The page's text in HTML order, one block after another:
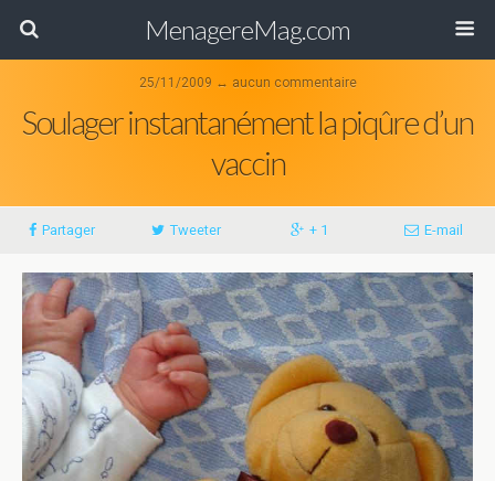
MenagereMag.com
25/11/2009 ↔ aucun commentaire
Soulager instantanément la piqûre d’un
vaccin
Partager Tweeter + 1 E-mail